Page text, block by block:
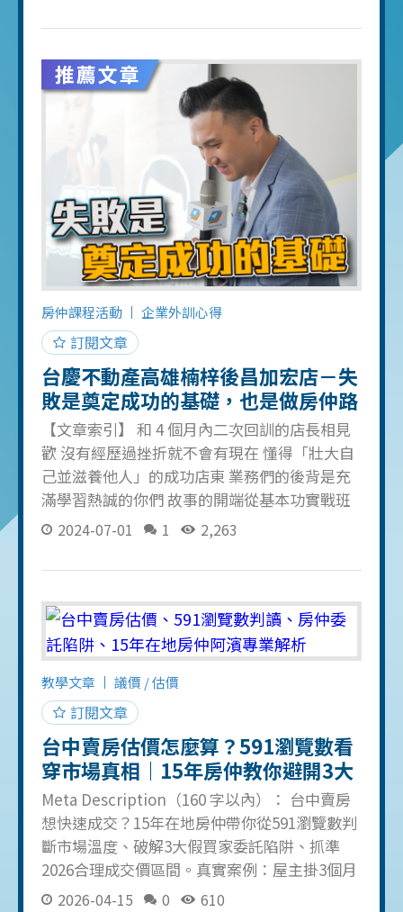
電話的「地戰」已經不足以開發客源 從傳統的
加買賣方，其中有效又可以顯現出專業感的方
法就是「物件空拍」！ 房仲空拍 3 大好處 一、
減少雙方溝通時間 帶看最怕的就是「買方看了
一眼就不喜歡」 導致浪費大把時間、白跑一趟
的狀況發生... 但有了空拍的照片或影片就可以在
帶看前先讓買方看過！增加買方可以先決定是
否要現場帶看的機會！減少房仲和買方之間的
溝通成本！ 二、讓買方清楚了解地貌 透過空拍
機可以把物件的每個角度都拍攝地更顯立體 通
過清楚地呈現出物件整體的面貌讓買方更明確
地了解地貌狀況！以致於不會產生買賣雙方的
資訊落差，買方可以擁有資訊完整揭露的權益
三、增加信任感和你的房仲價值 「時代在走，
跟風要有」
房仲課程活動 企業外訓心得
訂閱文章
台慶不動產高雄楠梓後昌加宏店－失
敗是奠定成功的基礎，也是做房仲路
上最好的禮物
【文章索引】 和 4 個月內二次回訓的店長相見
歡 沒有經歷過挫折就不會有現在 懂得「壯大自
己並滋養他人」的成功店東 業務們的後背是充
滿學習熱誠的你們 故事的開端從基本功實戰班
開始 如果你有時常關注我的 FB 粉專應該會知
雄楠梓後昌加宏店的長髮店長 - 陳冠融店長一起
年開辦的第 5 屆【房仲基本功實戰班】之後，
再次邀請我到店裡進行【企業內訓】 在我坐上
前往高雄的高鐵之前，就抱著充滿好奇並感謝
的心情準備再次和陳店長見面，當天的【企業
內訓】也進行得非常順利，除了感受到高雄人
的熱情之外，整間教室充滿著那份對房仲業的
熱忱也深深觸碰到我的內心，以至於我的房仲
教育魂燃燒得非常徹底 課程結束後才和陳店長
聊了一番，「為何上過一樣的房仲基本功課
程，今天又再次請我到店教學？」終於把我內
心的疑問給問出來 「平常都是我講給底下的業
務，是時候換個人來講解，現場教學還可以馬
上幫業
2024-07-01 1 2,263
教學文章 議價 / 估價
訂閱文章
台中賣房估價怎麼算？591瀏覽數看
穿市場真相｜15年房仲教你避開3大
委託陷阱【2026最新】
Meta Description（160 字以內）： 台中賣房
想快速成交？15年在地房仲帶你從591瀏覽數判
斷市場溫度、破解3大假買家委託陷阱、抓準
2026合理成交價區間。真實案例：屋主掛3個月
沒人看，一個定價調整找回200萬買方。 TL;DR
2026-04-15 0 610